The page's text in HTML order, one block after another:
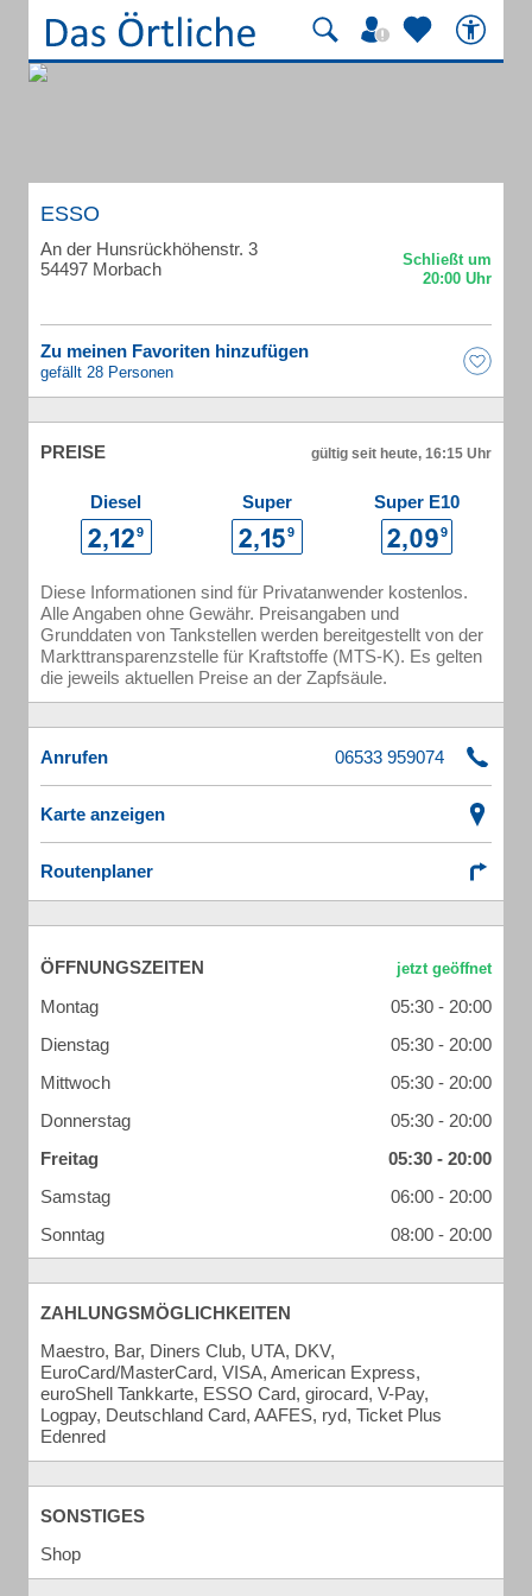
ESSO
An der Hunsrückhöhenstr. 3
54497 Morbach
Zu meinen Favoriten hinzufügen
gefällt 28 Personen
PREISE gültig seit heute, 16:15 Uhr
Diesel Super Super E10
Diese Informationen sind für Privatanwender kostenlos.
Alle Angaben ohne Gewähr. Preisangaben und
Grunddaten von Tankstellen werden bereitgestellt von der
Markttransparenzstelle für Kraftstoffe (MTS-K). Es gelten
die jeweils aktuellen Preise an der Zapfsäule.
Anrufen
Karte anzeigen
Routenplaner
ÖFFNUNGSZEITEN
Montag
05:30 - 20:00
Dienstag
05:30 - 20:00
Mittwoch
05:30 - 20:00
Donnerstag
05:30 - 20:00
Freitag
05:30 - 20:00
Samstag
06:00 - 20:00
Sonntag
08:00 - 20:00
ZAHLUNGSMÖGLICHKEITEN
Maestro, Bar, Diners Club, UTA, DKV,
EuroCard/MasterCard, VISA, American Express,
euroShell Tankkarte, ESSO Card, girocard, V-Pay,
Logpay, Deutschland Card, AAFES, ryd, Ticket Plus
Edenred
SONSTIGES
Shop